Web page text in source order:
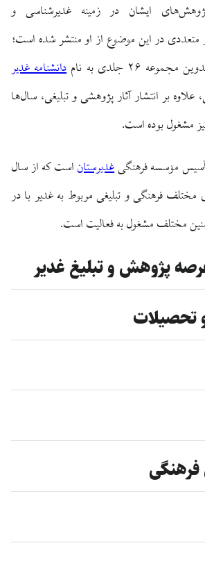
ایشان در زمینه غدیرشناسی و
متعددی در این موضوع از او منتشر شده است؛
۲۶ جلدی به نام
دانشنامه غدیر
بر انتشار آثار پژوهشی و تبلیغی، سال‌ها
مشغول بوده است.
مؤسسه فرهنگیغدیرستاناست که از سال
مختلف فرهنگی و تبلیغی مربوط به غدیر با در
مختلف مشغول به فعالیت است.
پژوهش و تبلیغ غدیر
تحصیلات